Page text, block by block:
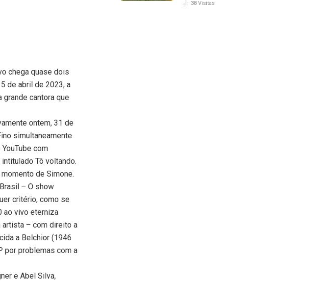
chega quase dois
de abril de 2023, a
cantora que
ontem, 31 de
simultaneamente
com
Tô voltando.
de Simone.
– O show
critério, como se
ao vivo eterniza
artista – com direito a
a Belchior (1946
por problemas com a
e Abel Silva,
38 Visitas